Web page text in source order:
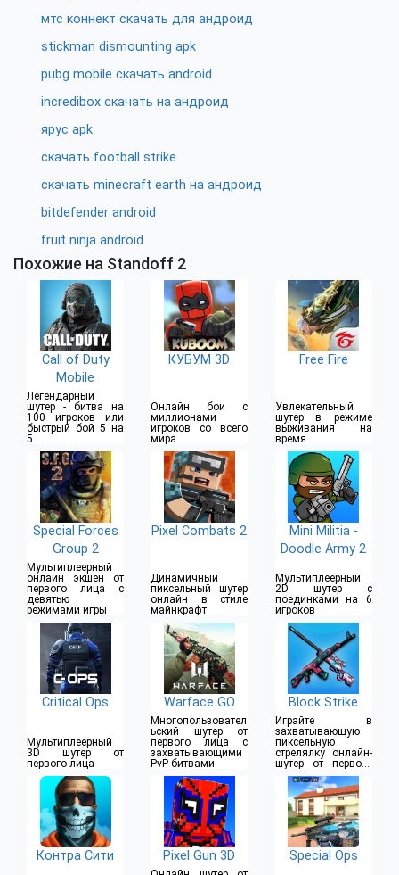
мтс коннект скачать для андроид
stickman dismounting apk
pubg mobile скачать android
incredibox скачать на андроид
ярус apk
скачать football strike
скачать minecraft earth на андроид
bitdefender android
fruit ninja android
Похожие на Standoff 2
Call of Duty
Mobile
Легендарный
шутер - битва на
100 игроков или
быстрый бой 5 на
5
КУБУМ 3D
Онлайн бои с
миллионами
игроков со всего
мира
Free Fire
Увлекательный
шутер в режиме
выживания на
время
Special Forces
Group 2
Мультиплеерный
онлайн экшен от
первого лица с
девятью
режимами игры
Pixel Combats 2
Динамичный
пиксельный шутер
онлайн в стиле
майнкрафт
Mini Militia -
Doodle Army 2
Мультиплеерный
2D шутер с
поединками на 6
игроков
Critical Ops
Мультиплеерный
3D шутер от
первого лица
Warface GO
Многопользовател
ьский шутер от
первого лица с
захватывающими
PvP битвами
Block Strike
Играйте в
захватывающую
пиксельную
стрелялку онлайн-
шутер от первого
лица
Контра Сити Pixel Gun 3D Special Ops